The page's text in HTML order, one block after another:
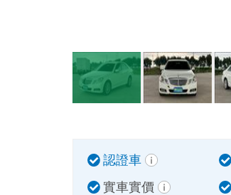
認證車
實車實價